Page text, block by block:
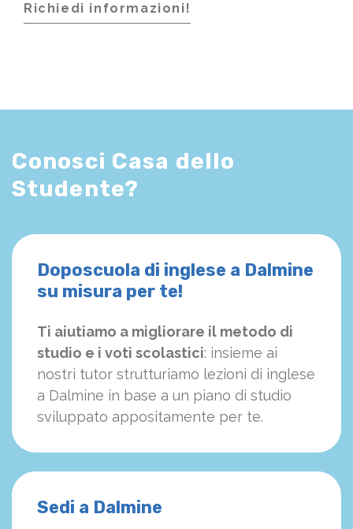
Richiedi informazioni!
Conosci Casa dello
Studente?
Doposcuola di inglese a Dalmine
su misura per te!
Ti aiutiamo a migliorare il metodo di
studio e i voti scolastici: insieme ai
nostri tutor strutturiamo lezioni di inglese
a Dalmine in base a un piano di studio
sviluppato appositamente per te.
Sedi a Dalmine